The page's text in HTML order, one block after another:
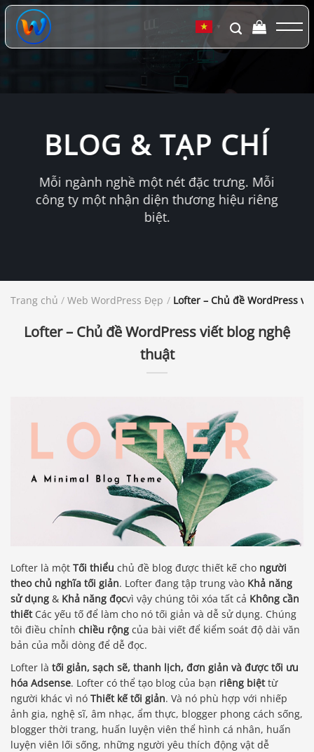
Chuyển
đến
dung
▼
BLOG & TẠP CHÍ
Mỗi ngành nghề một nét đặc trưng. Mỗi
công ty một nhận diện thương hiệu riêng
biệt.
Trang chủ / Web WordPress Đẹp / Lofter – Chủ đề WordPress
Lofter – Chủ đề WordPress viết blog nghệ
thuật
Lofter là một Tối thiểu chủ đề blog được thiết kế cho người
theo chủ nghĩa tối giản. Lofter đang tập trung vào Khả năng
sử dụng & Khả năng đọcvì vậy chúng tôi xóa tất cả Không cần
thiếtCác yếu tố để làm cho nó tối giản và dễ sử dụng. Chúng
tôi điều chỉnh chiều rộng của bài viết để kiểm soát độ dài văn
bản của mỗi dòng để dễ đọc.
Lofter là tối giản, sạch sẽ, thanh lịch, đơn giản và được tối ưu
hóa Adsense. Lofter có thể tạo blog của bạn riêng biệttừ
người khác vì nó Thiết kế tối giản. Và nó phù hợp với nhiếp
ảnh gia, nghệ sĩ, âm nhạc, ẩm thực, blogger phong cách sống,
blogger thời trang, huấn luyện viên thể hình cá nhân, huấn
luyện viên lối sống, những người yêu thích động vật dễ